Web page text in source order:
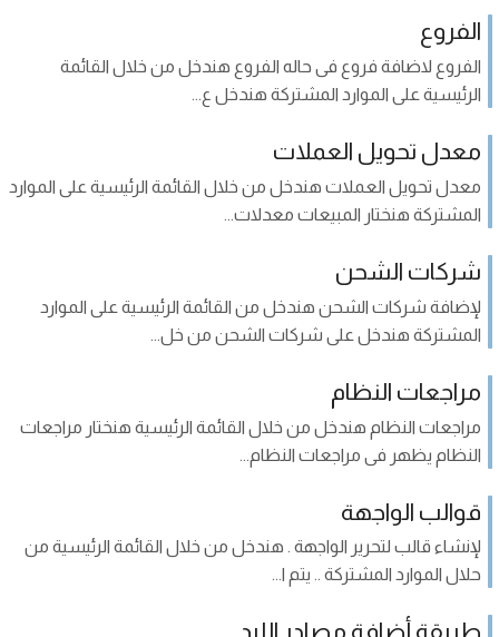
الفروع
الفروع لاضافة فروع فى حاله الفروع هندخل من خلال القائمة
الرئيسية على الموارد المشتركة هندخل ع...
معدل تحويل العملات
معدل تحويل العملات هندخل من خلال القائمة الرئيسية على الموارد
المشتركة هنختار المبيعات معدلات...
شركات الشحن
لإضافة شركات الشحن هندخل من القائمة الرئيسية على الموارد
المشتركة هندخل على شركات الشحن من خل...
مراجعات النظام
مراجعات النظام هندخل من خلال القائمة الرئيسية هنختار مراجعات
النظام يظهر فى مراجعات النظام...
قوالب الواجهة
لإنشاء قالب لتحرير الواجهة . هندخل من خلال القائمة الرئيسية من
حلال الموارد المشتركة .. يتم ا...
طريقة أضافة مصادر الليد